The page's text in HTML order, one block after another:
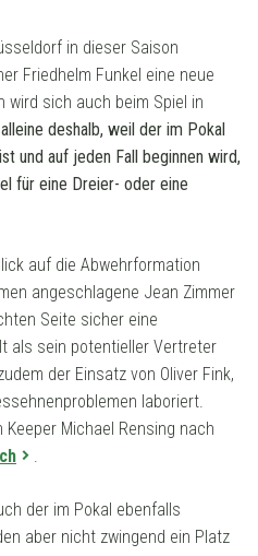
in dieser Saison
Friedhelm Funkel eine neue
wird sich auch beim Spiel in
deshalb, weil der im Pokal
und auf jeden Fall beginnen wird,
für eine Dreier- oder eine
auf die Abwehrformation
angeschlagene Jean Zimmer
Seite sicher eine
als sein potentieller Vertreter
der Einsatz von Oliver Fink,
laboriert.
Michael Rensing nach
.
der im Pokal ebenfalls
aber nicht zwingend ein Platz